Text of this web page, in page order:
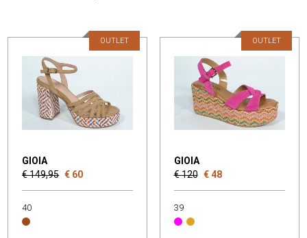
GIOIA
€ 149,95 € 60
OUTLET
40
GIOIA
€ 120 € 48
OUTLET
39